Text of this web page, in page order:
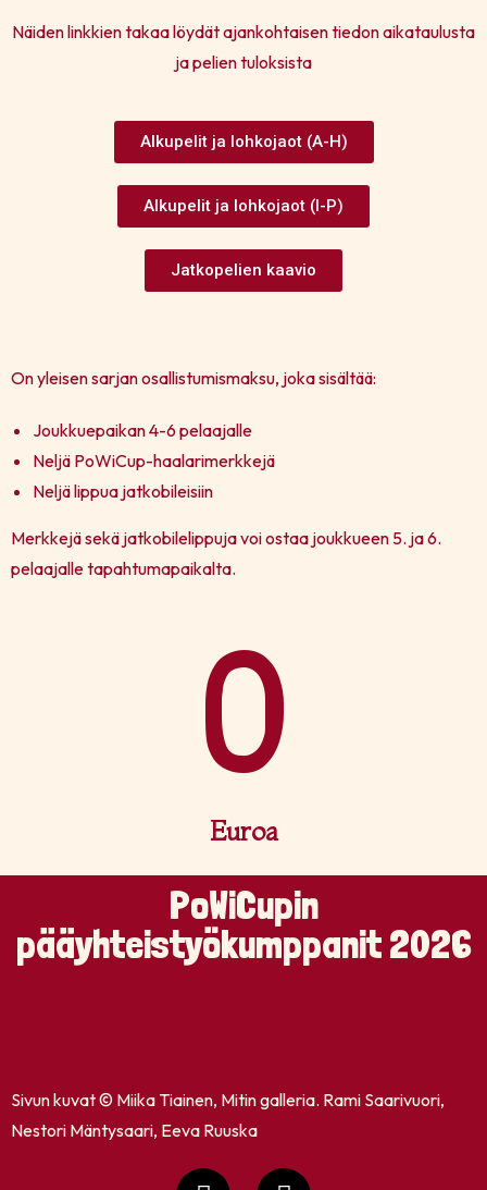
Näiden linkkien takaa löydät ajankohtaisen tiedon aikataulusta
ja pelien tuloksista
Alkupelit ja lohkojaot (A-H)
Alkupelit ja lohkojaot (I-P)
Jatkopelien kaavio
On yleisen sarjan osallistumismaksu, joka sisältää:
Joukkuepaikan 4-6 pelaajalle
Neljä PoWiCup-haalarimerkkejä
Neljä lippua jatkobileisiin
Merkkejä sekä jatkobilelippuja voi ostaa joukkueen 5. ja 6.
pelaajalle tapahtumapaikalta.
Euroa
0
PoWiCupin
pääyhteistyökumppanit 2026
Sivun kuvat © Miika Tiainen, Mitin galleria. Rami Saarivuori,
Nestori Mäntysaari, Eeva Ruuska